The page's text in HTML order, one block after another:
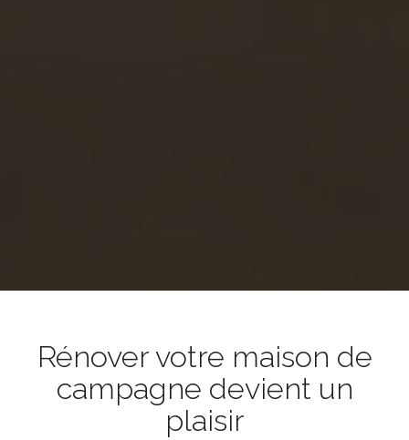
Rénover votre maison de
campagne devient un
plaisir